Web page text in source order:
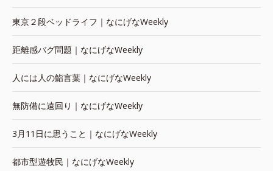
東京２段ベッドライフ｜なにげなWeekly
距離感バグ問題｜なにげなWeekly
人には人の鮨言葉｜なにげなWeekly
無防備に遠回り｜なにげなWeekly
3月11日に思うこと｜なにげなWeekly
都市型遊牧民｜なにげなWeekly